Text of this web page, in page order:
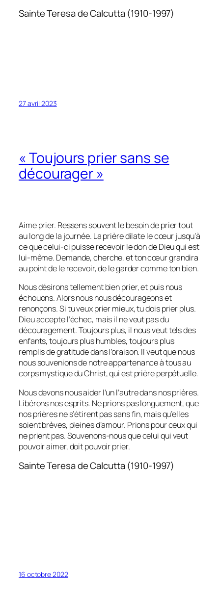
Sainte Teresa de Calcutta (1910-1997)
27 avril 2023
« Toujours prier sans se
décourager »
Aime prier. Ressens souvent le besoin de prier tout
au long de la journée. La prière dilate le cœur jusqu’à
ce que celui-ci puisse recevoir le don de Dieu qui est
lui-même. Demande, cherche, et ton cœur grandira
au point de le recevoir, de le garder comme ton bien.
Nous désirons tellement bien prier, et puis nous
échouons. Alors nous nous décourageons et
renonçons. Si tu veux prier mieux, tu dois prier plus.
Dieu accepte l’échec, mais il ne veut pas du
découragement. Toujours plus, il nous veut tels des
enfants, toujours plus humbles, toujours plus
remplis de gratitude dans l’oraison. Il veut que nous
nous souvenions de notre appartenance à tous au
corps mystique du Christ, qui est prière perpétuelle.
Nous devons nous aider l’un l’autre dans nos prières.
Libérons nos esprits. Ne prions pas longuement, que
nos prières ne s’étirent pas sans fin, mais qu’elles
soient brèves, pleines d’amour. Prions pour ceux qui
ne prient pas. Souvenons-nous que celui qui veut
pouvoir aimer, doit pouvoir prier.
Sainte Teresa de Calcutta (1910-1997)
16 octobre 2022